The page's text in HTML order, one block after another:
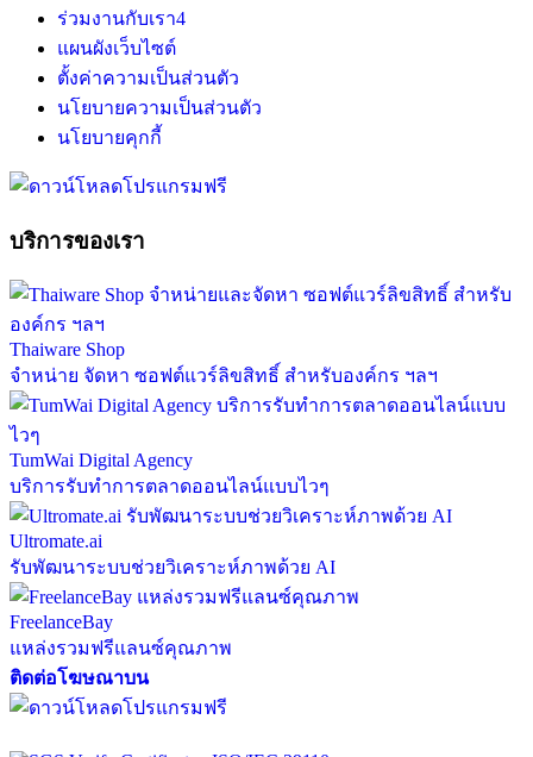
ร่วมงานกับเรา4
แผนผังเว็บไซต์
ตั้งค่าความเป็นส่วนตัว
นโยบายความเป็นส่วนตัว
นโยบายคุกกี้
บริการของเรา
Thaiware Shop
จำหน่าย จัดหา ซอฟต์แวร์ลิขสิทธิ์ สำหรับองค์กร ฯลฯ
TumWai Digital Agency
บริการรับทำการตลาดออนไลน์แบบไวๆ
Ultromate.ai
รับพัฒนาระบบช่วยวิเคราะห์ภาพด้วย AI
FreelanceBay
แหล่งรวมฟรีแลนซ์คุณภาพ
ติดต่อโฆษณาบน